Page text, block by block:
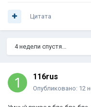
Цитата
4 недели спустя...
116rus
Опубликовано: 12